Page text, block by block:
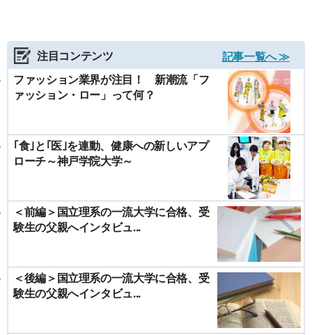
注目コンテンツ
記事一覧へ ≫
ファッション業界が注目！ 新潮流「フ
ァッション・ロー」って何？
｢食｣と｢医｣を連動、健康への新しいアプ
ローチ～神戸学院大学～
＜前編＞国立理系の一流大学に合格、受
験生の父親へインタビュ...
＜後編＞国立理系の一流大学に合格、受
験生の父親へインタビュ...